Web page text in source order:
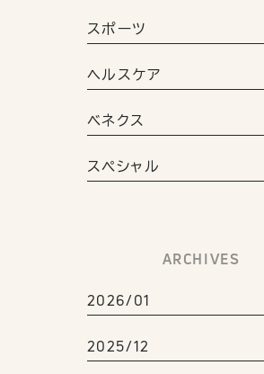
スポーツ
ヘルスケア
ベネクス
スペシャル
ARCHIVES
2026/01
2025/12